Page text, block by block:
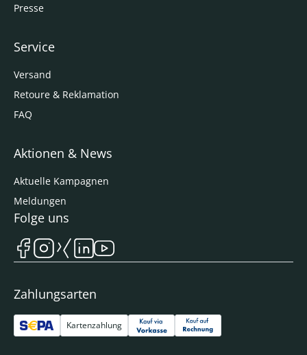
Presse
Service
Versand
Retoure & Reklamation
FAQ
Aktionen & News
Aktuelle Kampagnen
Meldungen
Zahlungsarten
Kartenzahlung
Folge uns